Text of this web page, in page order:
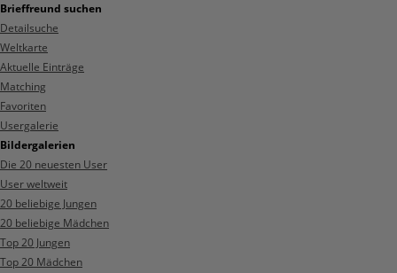
Brieffreund suchen
Detailsuche
Weltkarte
Aktuelle Einträge
Matching
Favoriten
Usergalerie
Bildergalerien
Die 20 neuesten User
User weltweit
20 beliebige Jungen
20 beliebige Mädchen
Top 20 Jungen
Top 20 Mädchen